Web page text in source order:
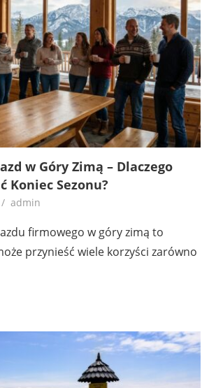
w Góry Zimą – Dlaczego
Koniec Sezonu?
admin
firmowego w góry zimą to
przynieść wiele korzyści zarówno